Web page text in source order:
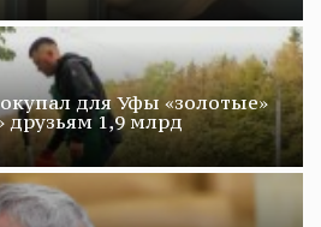
для Уфы «золотые»
друзьям 1,9 млрд